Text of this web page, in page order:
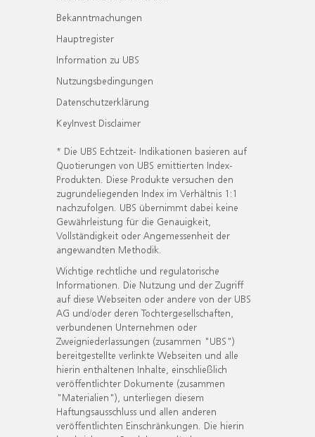
Bekanntmachungen
Hauptregister
Information zu UBS
Nutzungsbedingungen
Datenschutzerklärung
KeyInvest Disclaimer
* Die UBS Echtzeit- Indikationen basieren auf
Quotierungen von UBS emittierten Index-
Produkten. Diese Produkte versuchen den
zugrundeliegenden Index im Verhältnis 1:1
nachzufolgen. UBS übernimmt dabei keine
Gewährleistung für die Genauigkeit,
Vollständigkeit oder Angemessenheit der
angewandten Methodik.
Wichtige rechtliche und regulatorische
Informationen. Die Nutzung und der Zugriff
auf diese Webseiten oder andere von der UBS
AG und/oder deren Tochtergesellschaften,
verbundenen Unternehmen oder
Zweigniederlassungen (zusammen "UBS")
bereitgestellte verlinkte Webseiten und alle
hierin enthaltenen Inhalte, einschließlich
veröffentlichter Dokumente (zusammen
"Materialien"), unterliegen diesem
Haftungsausschluss und allen anderen
veröffentlichten Einschränkungen. Die hierin